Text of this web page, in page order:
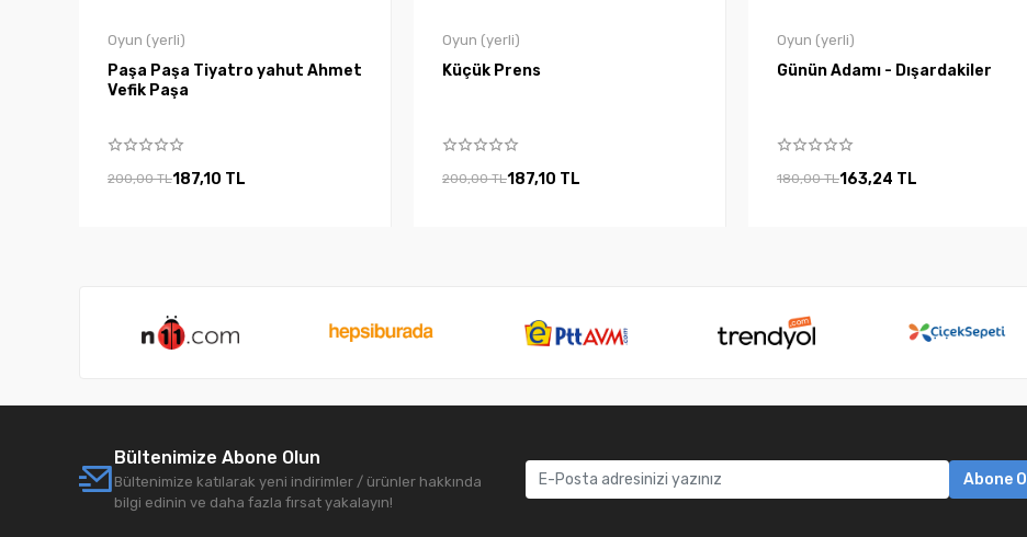
Oyun (yerli)
Paşa Paşa Tiyatro yahut Ahmet
Vefik Paşa
200,00 TL187,10 TL
Oyun (yerli)
Küçük Prens
200,00 TL187,10 TL
Oyun (yerli)
Günün Adamı - Dışardakiler
180,00 TL163,24 TL
Bültenimize Abone Olun
Bültenimize katılarak yeni indirimler / ürünler hakkında
bilgi edinin ve daha fazla fırsat yakalayın!
Abone Ol